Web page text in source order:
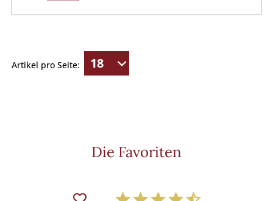
Artikel pro Seite:
Die Favoriten